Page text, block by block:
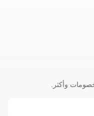
وأكثر.